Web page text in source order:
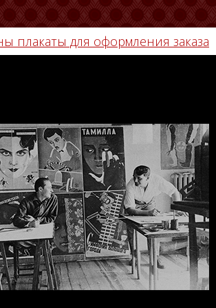
плакаты для оформления заказа